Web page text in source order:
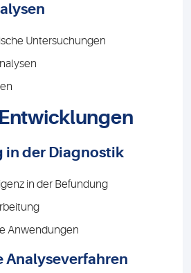
Untersuchungen
in der Diagnostik
in der Befundung
Anwendungen